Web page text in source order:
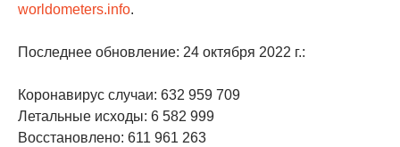
worldometers.info.
Последнее обновление: 24 октября 2022 г.:
Коронавирус случаи: 632 959 709
Летальные исходы: 6 582 999
Восстановлено: 611 961 263